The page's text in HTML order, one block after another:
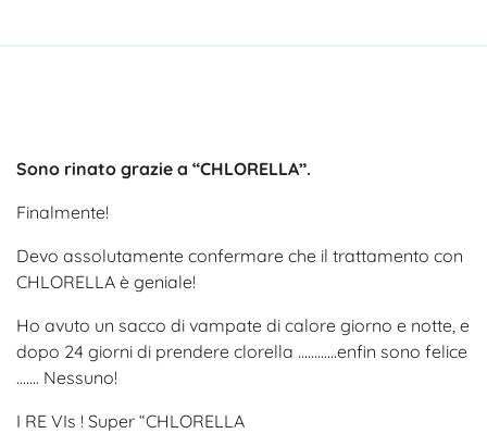
Sono rinato grazie a “CHLORELLA”.
Finalmente!
Devo assolutamente confermare che il trattamento con
CHLORELLA è geniale!
Ho avuto un sacco di vampate di calore giorno e notte, e
dopo 24 giorni di prendere clorella …………enfin sono felice
……. Nessuno!
I RE VIs ! Super “CHLORELLA